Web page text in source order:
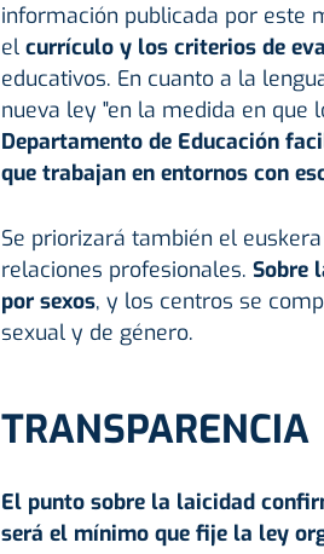
información publicada por este
el currículo y los criterios de
educativos. En cuanto a la
nueva ley "en la medida en que
Departamento de Educación
que trabajan en entornos con
Se priorizará también el
relaciones profesionales. Sobre
por sexos, y los centros se
sexual y de género.
TRANSPARENCIA
El punto sobre la laicidad
será el mínimo que fije la ley